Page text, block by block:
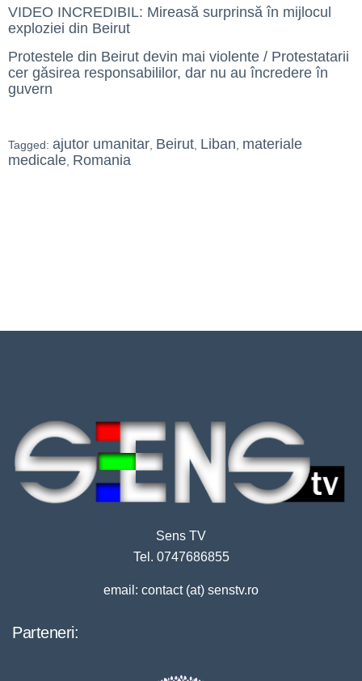
VIDEO INCREDIBIL: Mireasă surprinsă în mijlocul
exploziei din Beirut
Protestele din Beirut devin mai violente / Protestatarii
cer găsirea responsabililor, dar nu au încredere în
guvern
Tagged: ajutor umanitar Beirut Liban materiale
medicale Romania
Sens TV
Tel. 0747686855
email: contact (at) senstv.ro
Parteneri: